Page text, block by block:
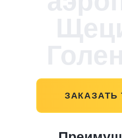
ЗАКАЗАТЬ